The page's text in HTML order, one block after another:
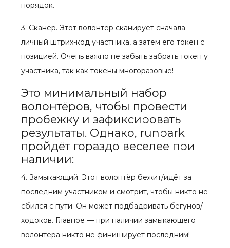
порядок.
3. Сканер. Этот волонтёр сканирует сначала
личный штрих-код участника, а затем его токен с
позицией. Очень важно не забыть забрать токен у
участника, так как токены многоразовые!
Это минимальный набор
волонтёров, чтобы провести
пробежку и зафиксировать
результаты. Однако, runpark
пройдёт гораздо веселее при
наличии:
4. Замыкающий. Этот волонтёр бежит/идёт за
последним участником и смотрит, чтобы никто не
сбился с пути. Он может подбадривать бегунов/
ходоков. Главное — при наличии замыкающего
волонтёра никто не финиширует последним!